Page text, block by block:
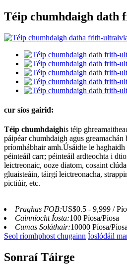
Téip chumhdaigh
cur síos gairid:
Téip chumhdaighis téip
páipéar chumhdaigh agus greamachán
príomhábhair amh.Úsáidte le
péinteáil carr; péinteáil ardteochta i
leictreonaic, ooze diatom, cosaint
gluaisteáin, táirgí leictreonacha,
pictiúir, etc.
Praghas FOB:US$0.5 - 9,999 /
Cainníocht Íosta:100 Píosa/Píosa
Cumas Soláthair:10000 Píosa/
Seol ríomhphost chugainn Íoslódáil
Sonraí Táirge